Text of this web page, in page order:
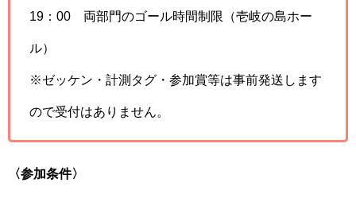
19：00 両部門のゴール時間制限（壱岐の島ホー
ル）
※ゼッケン・計測タグ・参加賞等は事前発送します
ので受付はありません。
〈参加条件〉